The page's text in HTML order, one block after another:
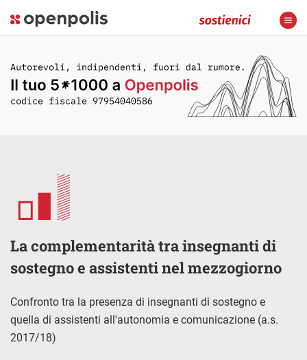
La complementarità tra insegnanti di
sostegno e assistenti nel mezzogiorno
Confronto tra la presenza di insegnanti di sostegno e
quella di assistenti all'autonomia e comunicazione (a.s.
2017/18)